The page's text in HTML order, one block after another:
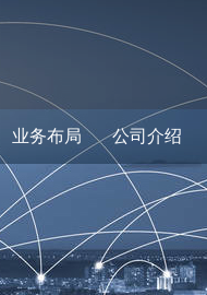
业务布局 公司介绍